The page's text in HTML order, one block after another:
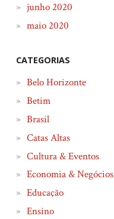
junho 2020
maio 2020
CATEGORIAS
Belo Horizonte
Betim
Brasil
Catas Altas
Cultura & Eventos
Economia & Negócios
Educação
Ensino